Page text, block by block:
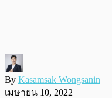
By Kasamsak Wongsanin
เมษายน 10, 2022